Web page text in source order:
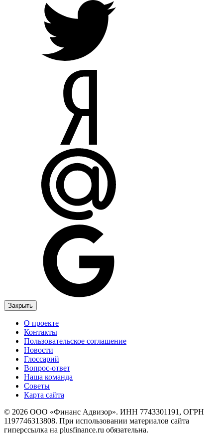
Закрыть
О проекте
Контакты
Пользовательское соглашение
Новости
Глоссарий
Вопрос-ответ
Наша команда
Советы
Карта сайта
© 2026 ООО «Финанс Адвизор». ИНН 7743301191, ОГРН
1197746313808. При использовании материалов сайта
гиперссылка на plusfinance.ru обязательна.